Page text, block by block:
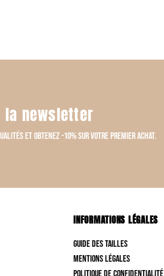
la newsletter
et obtenez -10% sur votre premier achat.
INFORMATIONS LÉGALES
Guide des tailles
Mentions Légales